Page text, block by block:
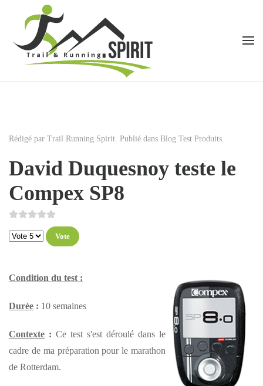
Accéder au contenu principal
Rédigé par Trail Running Spirit. Publié dans Blog Test Produits.
David Duquesnoy teste le
Compex SP8
Veuillez voter
Condition du test :
Durée : 10 semaines
Contexte : Ce test s'est déroulé dans le
cadre de ma préparation pour le marathon
de Rotterdam.